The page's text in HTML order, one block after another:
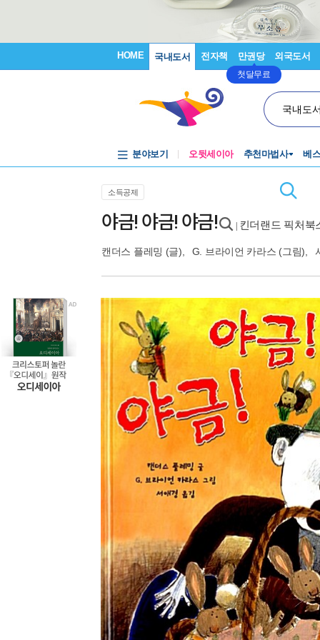
HOME 국내도서 전자책 만권당
첫달무료
외국도서
국내도
분야보기 오뒷세이아 추천마법사 베
소득공제
야금! 야금! 야금! 킨더랜드 픽처북
캔더스 플레밍 (글), G. 브라이언 카라스 (그림),